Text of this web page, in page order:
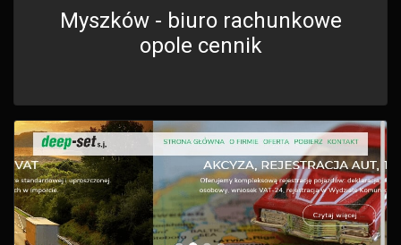
Myszków - biuro rachunkowe
opole cennik